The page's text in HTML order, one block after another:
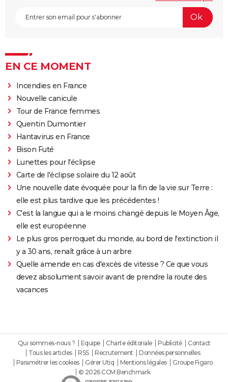
EN CE MOMENT
Incendies en France
Nouvelle canicule
Tour de France femmes
Quentin Dumontier
Hantavirus en France
Bison Futé
Lunettes pour l'éclipse
Carte de l'éclipse solaire du 12 août
Une nouvelle date évoquée pour la fin de la vie sur Terre :
elle est plus tardive que les précédentes !
C'est la langue qui a le moins changé depuis le Moyen Âge,
elle est européenne
Le plus gros perroquet du monde, au bord de l'extinction il
y a 30 ans, renaît grâce à un arbre
Quelle amende en cas d'excès de vitesse ? Ce que vous
devez absolument savoir avant de prendre la route des
vacances
Qui sommes-nous ? Equipe Charte éditoriale Publicité
Contact
Tous les articles
RSS Recrutement
Données personnelles
Paramétrer les cookies
Gérer Utiq Mentions légales
Groupe Figaro
© 2026 CCM Benchmark